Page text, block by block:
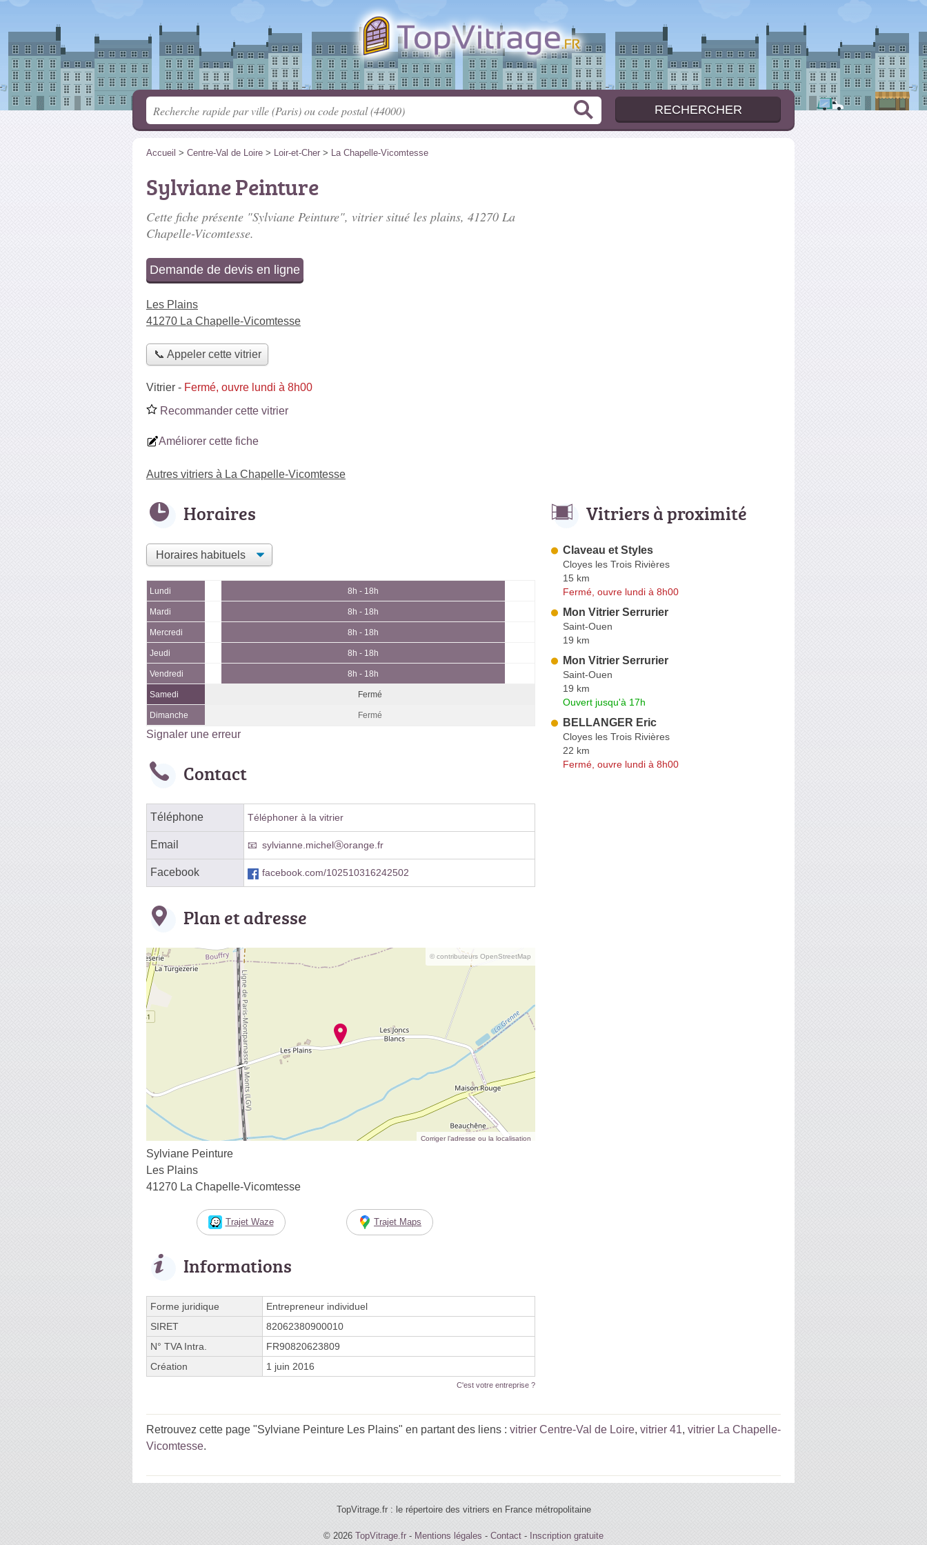
Accueil > Centre-Val de Loire > Loir-et-Cher > La Chapelle-Vicomtesse
Sylviane Peinture
Cette fiche présente "Sylviane Peinture", vitrier situé les plains, 41270 La
Chapelle-Vicomtesse.
Demande de devis en ligne
Les Plains
41270 La Chapelle-Vicomtesse
📞 Appeler cette vitrier
Vitrier - Fermé, ouvre lundi à 8h00
Recommander cette vitrier
Améliorer cette fiche
Autres vitriers à La Chapelle-Vicomtesse
Horaires
Lundi 8h - 18h
Mardi 8h - 18h
Mercredi 8h - 18h
Jeudi 8h - 18h
Vendredi 8h - 18h
Samedi Fermé
Dimanche Fermé
Signaler une erreur
Contact
Téléphone Téléphoner à la vitrier
Email sylvianne.michelⓐorange.fr
Facebook facebook.com/102510316242502
Plan et adresse
© contributeurs OpenStreetMap
Corriger l’adresse ou la localisation
Sylviane Peinture
Les Plains
41270 La Chapelle-Vicomtesse
Trajet Waze Trajet Maps
Informations
Forme juridique
Entrepreneur individuel
SIRET
82062380900010
N° TVA Intra.
FR90820623809
Création
1 juin 2016
C'est votre entreprise ?
Vitriers à proximité
Claveau et Styles
Cloyes les Trois Rivières
15 km
Fermé, ouvre lundi à 8h00
Mon Vitrier Serrurier
Saint-Ouen
19 km
Mon Vitrier Serrurier
Saint-Ouen
19 km
Ouvert jusqu'à 17h
BELLANGER Eric
Cloyes les Trois Rivières
22 km
Fermé, ouvre lundi à 8h00
Retrouvez cette page "Sylviane Peinture Les Plains" en partant des liens : vitrier Centre-Val de Loire, vitrier 41, vitrier La Chapelle-
Vicomtesse.
TopVitrage.fr : le répertoire des vitriers en France métropolitaine
© 2026 TopVitrage.fr - Mentions légales - Contact - Inscription gratuite